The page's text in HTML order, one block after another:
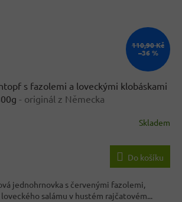
110,90 Kč
–36 %
s fazolemi a loveckými klobáskami
- originál z Německa
Skladem
Do košíku
jednohrnovka s červenými fazolemi,
salámu v hustém rajčatovém...